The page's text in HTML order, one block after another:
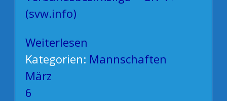
(svw.info)
Weiterlesen
Kategorien: Mannschaften
März
6